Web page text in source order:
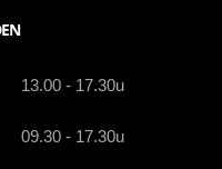
13.00 - 17.30u
09.30 - 17.30u